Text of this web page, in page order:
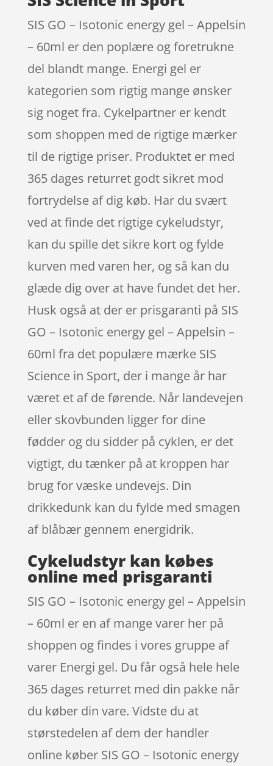
SIS GO – Isotonic energy gel – Appelsin
– 60ml er den poplære og foretrukne
del blandt mange. Energi gel er
kategorien som rigtig mange ønsker
sig noget fra. Cykelpartner er kendt
som shoppen med de rigtige mærker
til de rigtige priser. Produktet er med
365 dages returret godt sikret mod
fortrydelse af dig køb. Har du svært
ved at finde det rigtige cykeludstyr,
kan du spille det sikre kort og fylde
kurven med varen her, og så kan du
glæde dig over at have fundet det her.
Husk også at der er prisgaranti på SIS
GO – Isotonic energy gel – Appelsin –
60ml fra det populære mærke SIS
Science in Sport, der i mange år har
været et af de førende. Når landevejen
eller skovbunden ligger for dine
fødder og du sidder på cyklen, er det
vigtigt, du tænker på at kroppen har
brug for væske undevejs. Din
drikkedunk kan du fylde med smagen
af blåbær gennem energidrik.
Cykeludstyr kan købes
online med prisgaranti
SIS GO – Isotonic energy gel – Appelsin
– 60ml er en af mange varer her på
shoppen og findes i vores gruppe af
varer Energi gel. Du får også hele hele
365 dages returret med din pakke når
du køber din vare. Vidste du at
størstedelen af dem der handler
online køber SIS GO – Isotonic energy